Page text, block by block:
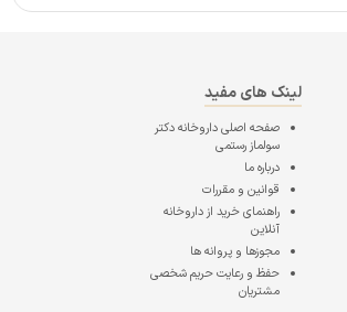
لینک های مفید
صفحه اصلیداروخانه دکتر
سولماز رستمی
درباره ما
قوانین و مقررات
راهنمای خرید از داروخانه
آنلاین
مجوزها و پروانه ها
حفظ و رعایت حریم شخصی
مشتریان